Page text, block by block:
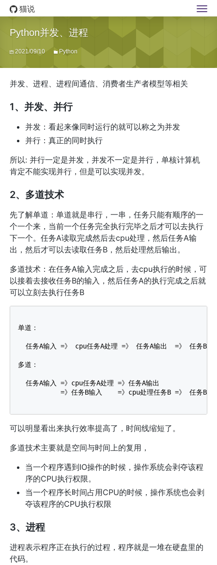
猫说
Python并发、进程
2021/09/10 Python
并发、进程、进程间通信、消费者生产者模型等相关
1、并发、并行
并发：看起来像同时运行的就可以称之为并发
并行：真正的同时执行
所以: 并行一定是并发，并发不一定是并行，单核计算机
肯定不能实现并行，但是可以实现并发。
2、多道技术
先了解单道：单道就是串行，一串，任务只能有顺序的一
个一个来，当前一个任务完全执行完毕之后才可以去执行
下一个。任务A读取完成然后去cpu处理，然后任务A输
出，然后才可以去读取任务B，然后处理然后输出。
多道技术：在任务A输入完成之后，去cpu执行的时候，可
以接着去接收任务B的输入，然后任务A的执行完成之后就
可以立刻去执行任务B
单道：
任务A输入 =》 cpu任务A处理 =》 任务A输出  =》 任务B输
多道：
  任务A输入 =》cpu任务A处理 =》任务A输出
=》任务B输入    =》cpu处理任务B =》 任务B输
可以明显看出来执行效率提高了，时间线缩短了。
多道技术主要就是空间与时间上的复用，
当一个程序遇到IO操作的时候，操作系统会剥夺该程
序的CPU执行权限。
当一个程序长时间占用CPU的时候，操作系统也会剥
夺该程序的CPU执行权限
3、进程
进程表示程序正在执行的过程，程序就是一堆在硬盘里的
代码。